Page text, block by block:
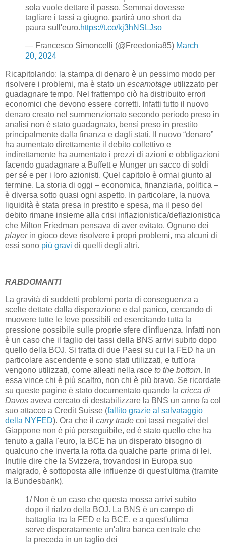
sola vuole dettare il passo. Semmai dovesse
tagliare i tassi a giugno, partirà uno short da
paura sull'euro.https://t.co/kj3hNSLJso
— Francesco Simoncelli (@Freedonia85) March
20, 2024
Ricapitolando: la stampa di denaro è un pessimo modo per
risolvere i problemi, ma è stato un escamotage utilizzato per
guadagnare tempo. Nel frattempo ciò ha distribuito errori
economici che devono essere corretti. Infatti tutto il nuovo
denaro creato nel summenzionato secondo periodo preso in
analisi non è stato guadagnato, bensì preso in prestito
principalmente dalla finanza e dagli stati. Il nuovo “denaro”
ha aumentato direttamente il debito collettivo e
indirettamente ha aumentato i prezzi di azioni e obbligazioni
facendo guadagnare a Buffett e Munger un sacco di soldi
per sé e per i loro azionisti. Quel capitolo è ormai giunto al
termine. La storia di oggi – economica, finanziaria, politica –
è diversa sotto quasi ogni aspetto. In particolare, la nuova
liquidità è stata presa in prestito e spesa, ma il peso del
debito rimane insieme alla crisi inflazionistica/deflazionistica
che Milton Friedman pensava di aver evitato. Ognuno dei
playerin gioco deve risolvere i propri problemi, ma alcuni di
essi sono più gravi di quelli degli altri.
RABDOMANTI
La gravità di suddetti problemi porta di conseguenza a
scelte dettate dalla disperazione e dal panico, cercando di
muovere tutte le leve possibili ed esercitando tutta la
pressione possibile sulle proprie sfere d'influenza. Infatti non
è un caso che il taglio dei tassi della BNS arrivi subito dopo
quello della BOJ. Si tratta di due Paesi su cui la FED ha un
particolare ascendente e sono stati utilizzati, e tutt'ora
vengono utilizzati, come alleati nella race to the bottom. In
essa vince chi è più scaltro, non chi è più bravo. Se ricordate
su queste pagine è stato documentato quando la cricca di
Davos aveva cercato di destabilizzare la BNS un anno fa col
suo attacco a Credit Suisse (fallito grazie al salvataggio
della NYFED). Ora che il carry trade coi tassi negativi del
Giappone non è più perseguibile, ed è stato quello che ha
tenuto a galla l'euro, la BCE ha un disperato bisogno di
qualcuno che inverta la rotta da qualche parte prima di lei.
Inutile dire che la Svizzera, trovandosi in Europa suo
malgrado, è sottoposta alle influenze di quest'ultima (tramite
la Bundesbank).
1/ Non è un caso che questa mossa arrivi subito
dopo il rialzo della BOJ. La BNS è un campo di
battaglia tra la FED e la BCE, e a quest'ultima
serve disperatamente un'altra banca centrale che
la preceda in un taglio dei